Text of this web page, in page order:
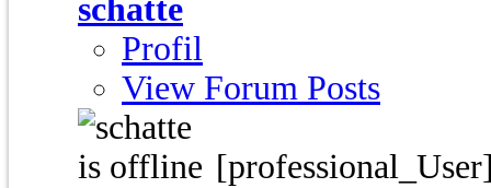
schatte
Profil
View Forum Posts